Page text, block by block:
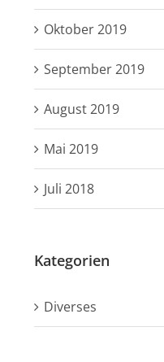
Oktober 2019
September 2019
August 2019
Mai 2019
Juli 2018
Kategorien
Diverses